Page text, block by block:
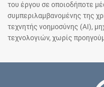
του έργου σε οποιοδήποτε
συμπεριλαμβανομένης της
τεχνητής νοημοσύνης (AI),
τεχνολογιών, χωρίς